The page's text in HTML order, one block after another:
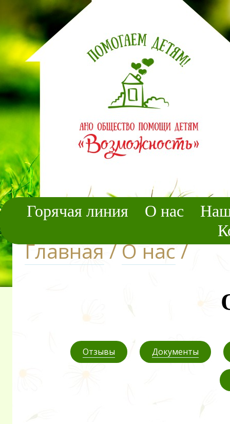
Горячая линия О нас
Главная/О нас/
Отзывы Документы